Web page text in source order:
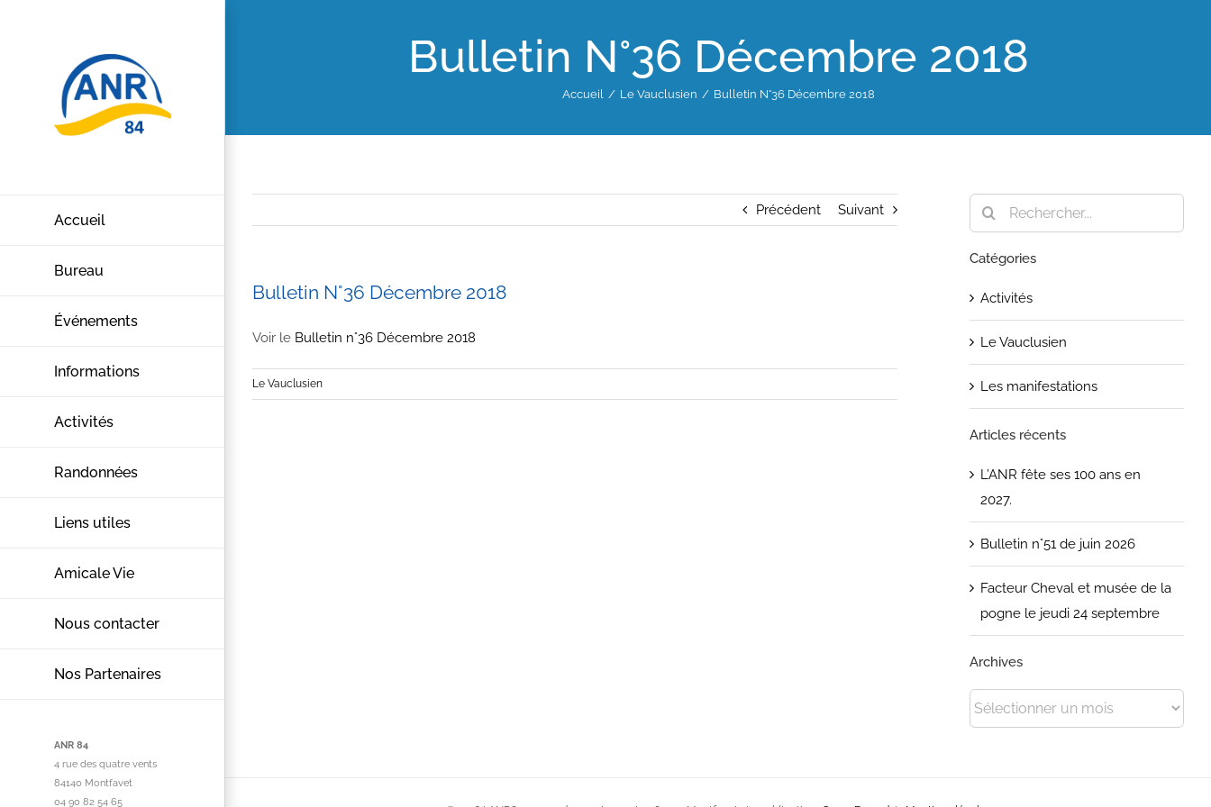
Accueil
Bureau
Événements
Informations
Activités
Randonnées
Liens utiles
Amicale Vie
Nous contacter
Nos Partenaires
ANR 84
4 rue des quatre vents
84140 Montfavet
04 90 82 54 65
Bulletin N°36 Décembre 2018
Accueil Le Vauclusien Bulletin N°36 Décembre 2018
Précédent Suivant
Bulletin N°36 Décembre 2018
Voir le Bulletin n°36 Décembre 2018
Le Vauclusien
Rechercher:
Catégories
Activités
Le Vauclusien
Les manifestations
Articles récents
L’ANR fête ses 100 ans en
2027.
Bulletin n°51 de juin 2026
Facteur Cheval et musée de la
pogne le jeudi 24 septembre
Archives
Archives